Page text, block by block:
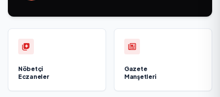
Nöbetçi
Eczaneler
Gazete
Manşetleri